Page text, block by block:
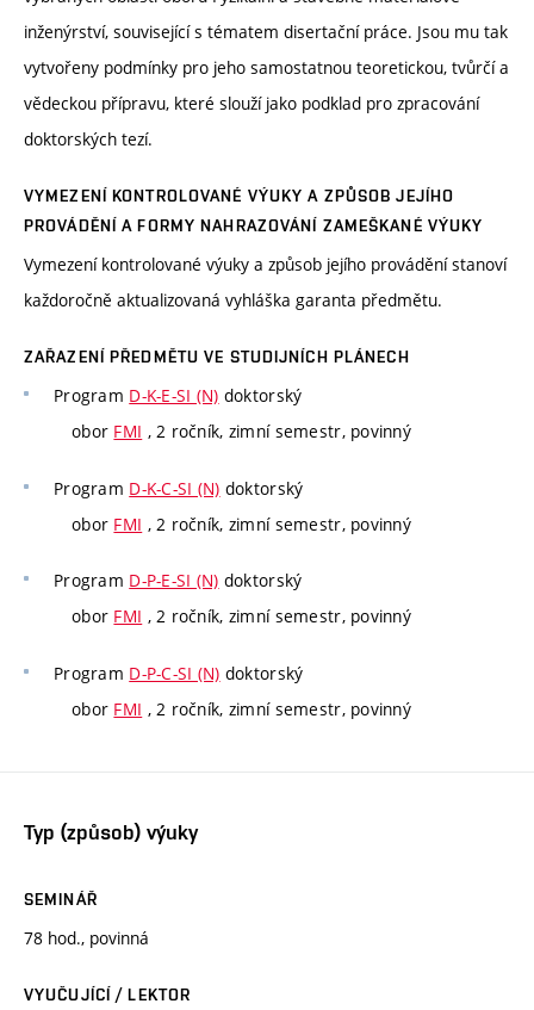
inženýrství, související s tématem disertační práce. Jsou mu tak
vytvořeny podmínky pro jeho samostatnou teoretickou, tvůrčí a
vědeckou přípravu, které slouží jako podklad pro zpracování
doktorských tezí.
VYMEZENÍ KONTROLOVANÉ VÝUKY A ZPŮSOB JEJÍHO
PROVÁDĚNÍ A FORMY NAHRAZOVÁNÍ ZAMEŠKANÉ VÝUKY
Vymezení kontrolované výuky a způsob jejího provádění stanoví
každoročně aktualizovaná vyhláška garanta předmětu.
ZAŘAZENÍ PŘEDMĚTU VE STUDIJNÍCH PLÁNECH
Program D-K-E-SI (N) doktorský
obor FMI , 2 ročník, zimní semestr, povinný
Program D-K-C-SI (N) doktorský
obor FMI , 2 ročník, zimní semestr, povinný
Program D-P-E-SI (N) doktorský
obor FMI , 2 ročník, zimní semestr, povinný
Program D-P-C-SI (N) doktorský
obor FMI , 2 ročník, zimní semestr, povinný
Typ (způsob) výuky
SEMINÁŘ
78 hod., povinná
VYUČUJÍCÍ / LEKTOR